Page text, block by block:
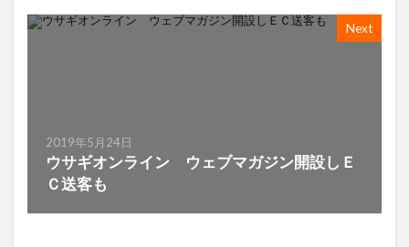
Next
2019年5月24日
ウサギオンライン ウェブマガジン開設しＥ
Ｃ送客も